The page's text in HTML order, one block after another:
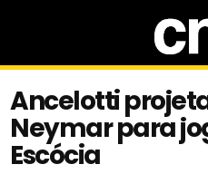
Ancelotti
Neymar para
Escócia